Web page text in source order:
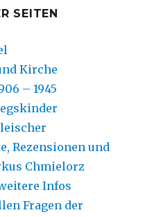
SEITEN
Kirche
– 1945
Rezensionen und
Chmielorz
Infos
Fragen der